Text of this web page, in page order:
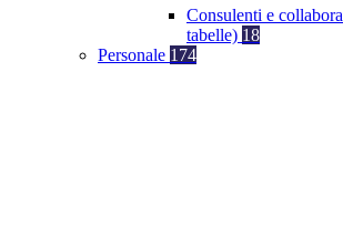
Consulenti e
tabelle) 18
Personale 174